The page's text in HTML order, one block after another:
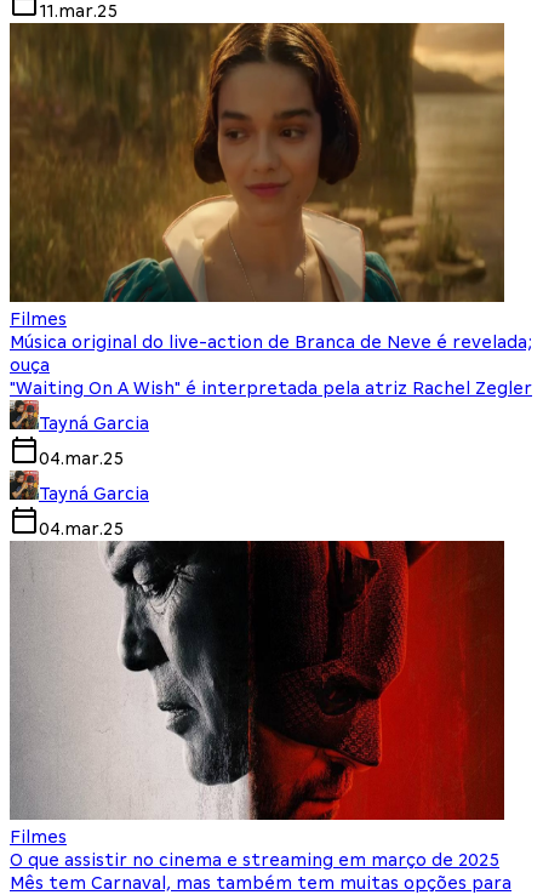
11.mar.25
Filmes
Música original do live-action de Branca de Neve é revelada;
ouça
"Waiting On A Wish" é interpretada pela atriz Rachel Zegler
Tayná Garcia
04.mar.25
Tayná Garcia
04.mar.25
Filmes
O que assistir no cinema e streaming em março de 2025
Mês tem Carnaval, mas também tem muitas opções para